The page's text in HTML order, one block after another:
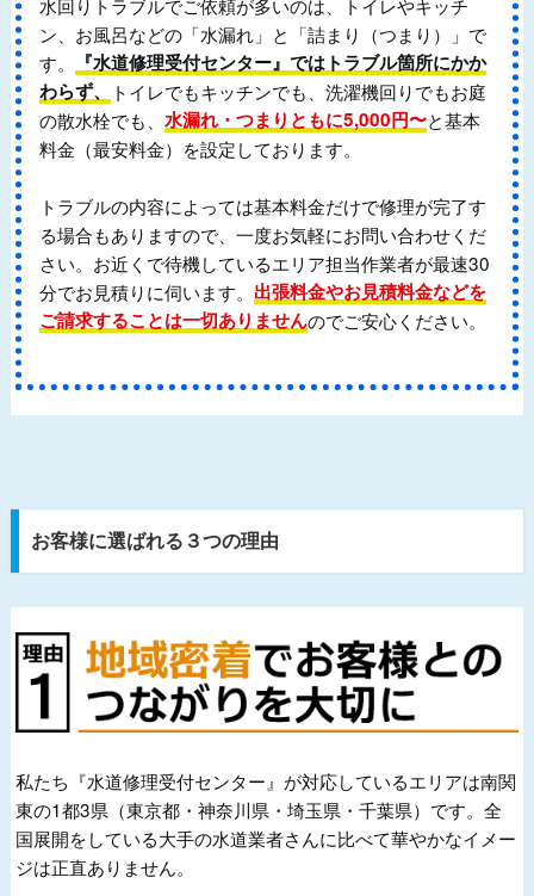
水回りトラブルでご依頼が多いのは、トイレやキッチ
ン、お風呂などの「水漏れ」と「詰まり（つまり）」で
す。
『水道修理受付センター』ではトラブル箇所にかか
わらず、
トイレでもキッチンでも、洗濯機回りでもお庭
の散水栓でも、 水漏れ・つまりともに5,000円〜と基本
料金（最安料金）を設定しております。
トラブルの内容によっては基本料金だけで修理が完了す
る場合もありますので、一度お気軽にお問い合わせくだ
さい。お近くで待機しているエリア担当作業者が最速30
分でお見積りに伺います。 出張料金やお見積料金などを
ご請求することは一切ありませんのでご安心ください。
お客様に選ばれる３つの理由
私たち『水道修理受付センター』が対応しているエリアは南関
東の1都3県（東京都・神奈川県・埼玉県・千葉県）です。全
国展開をしている大手の水道業者さんに比べて華やかなイメー
ジは正直ありません。